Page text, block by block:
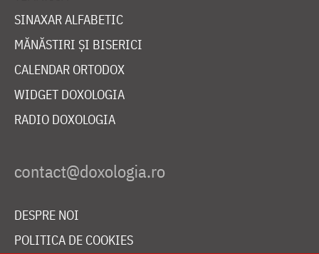
SINAXAR ALFABETIC
MĂNĂSTIRI ȘI BISERICI
CALENDAR ORTODOX
WIDGET DOXOLOGIA
RADIO DOXOLOGIA
DESPRE NOI
POLITICA DE COOKIES